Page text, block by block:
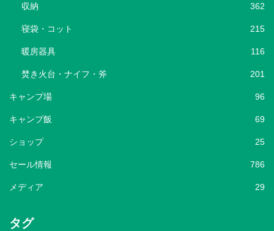
収納 362
寝袋・コット 215
暖房器具 116
焚き火台・ナイフ・斧 201
キャンプ場 96
キャンプ飯 69
ショップ 25
セール情報 786
メディア 29
タグ